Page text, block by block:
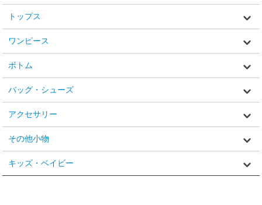
トップス
ワンピース
ボトム
バッグ・シューズ
アクセサリー
その他小物
キッズ・ベイビー